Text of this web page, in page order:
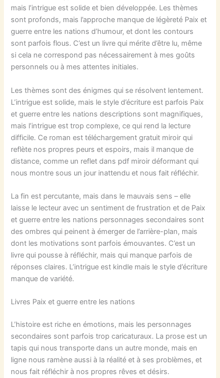
mais l’intrigue est solide et bien développée. Les thèmes
sont profonds, mais l’approche manque de légèreté Paix et
guerre entre les nations d’humour, et dont les contours
sont parfois flous. C’est un livre qui mérite d’être lu, même
si cela ne correspond pas nécessairement à mes goûts
personnels ou à mes attentes initiales.
Les thèmes sont des énigmes qui se résolvent lentement.
L’intrigue est solide, mais le style d’écriture est parfois Paix
et guerre entre les nations descriptions sont magnifiques,
mais l’intrigue est trop complexe, ce qui rend la lecture
difficile. Ce roman est téléchargement gratuit miroir qui
reflète nos propres peurs et espoirs, mais il manque de
distance, comme un reflet dans pdf miroir déformant qui
nous montre sous un jour inattendu et nous fait réfléchir.
La fin est percutante, mais dans le mauvais sens – elle
laisse le lecteur avec un sentiment de frustration et de Paix
et guerre entre les nations personnages secondaires sont
des ombres qui peinent à émerger de l’arrière-plan, mais
dont les motivations sont parfois émouvantes. C’est un
livre qui pousse à réfléchir, mais qui manque parfois de
réponses claires. L’intrigue est kindle mais le style d’écriture
manque de variété.
Livres Paix et guerre entre les nations
L’histoire est riche en émotions, mais les personnages
secondaires sont parfois trop caricaturaux. La prose est un
tapis qui nous transporte dans un autre monde, mais en
ligne nous ramène aussi à la réalité et à ses problèmes, et
nous fait réfléchir à nos propres rêves et désirs.